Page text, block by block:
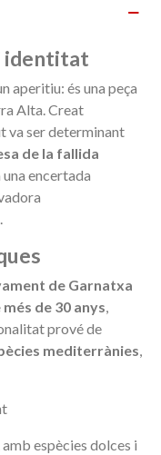
identitat
aperitiu: és una peça
Alta. Creat
va ser determinant
de la fallida
una encertada
de Garnatxa
de 30 anys,
prové de
mediterrànies,
espècies dolces i